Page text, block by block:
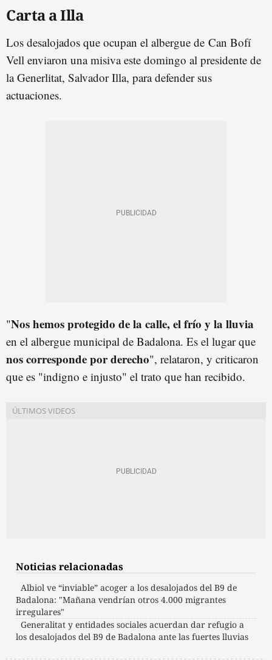
Carta a Illa
Los desalojados que ocupan el albergue de Can Bofí
Vell enviaron una misiva este domingo al presidente de
la Generlitat, Salvador Illa, para defender sus
actuaciones.
"Nos hemos protegido de la calle, el frío y la lluvia
en el albergue municipal de Badalona. Es el lugar que
nos corresponde por derecho", relataron, y criticaron
que es "indigno e injusto" el trato que han recibido.
Noticias relacionadas
Albiol ve “inviable” acoger a los desalojados del B9 de
Badalona: "Mañana vendrían otros 4.000 migrantes
irregulares"
Generalitat y entidades sociales acuerdan dar refugio a
los desalojados del B9 de Badalona ante las fuertes lluvias